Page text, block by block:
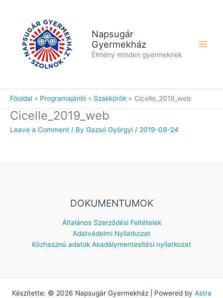
Napsugár
Gyermekház
Élmény minden gyermeknek
Főoldal Programajánló Szakkörök Cicelle_2019_web
Cicelle_2019_web
Leave a Comment / By Gazsó Györgyi / 2019-09-24
DOKUMENTUMOK
Általános Szerződési Feltételek
Adatvédelmi Nyilatkozat
Közhasznú adatok Akadálymentesítési nyilatkozat
Készítette: © 2026 Napsugár Gyermekház | Powered by Astra